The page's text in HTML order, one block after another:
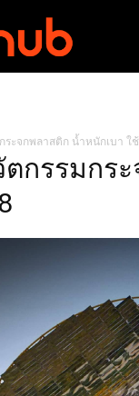
ะจกพลาสติก น้ำหนักเบา ใ
กรรมกร